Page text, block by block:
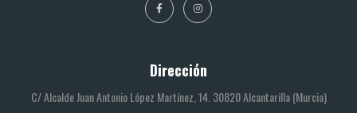
Dirección
C/ Alcalde Juan Antonio López Martínez, 14. 30820 Alcantarilla (Murcia)